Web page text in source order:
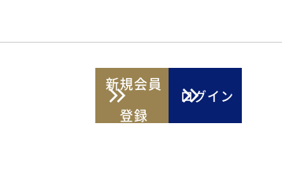
新規会員
登録
ログイン